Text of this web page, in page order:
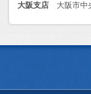
大阪支店 大阪市中